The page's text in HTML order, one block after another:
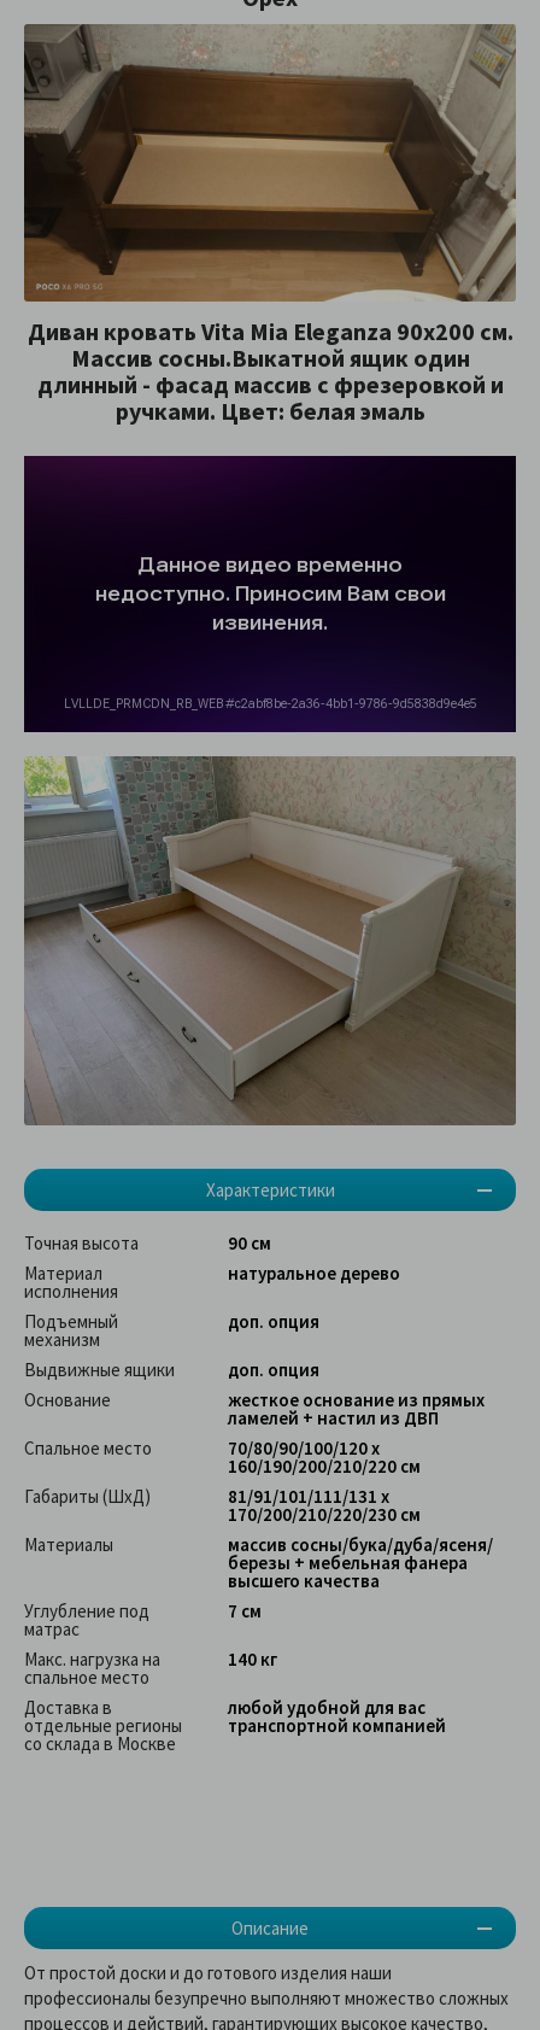
Характеристики
Описание
Диван кровать Vita Mia Eleganza 90x200 см.
Массив сосны.Выкатной ящик один
длинный - фасад массив с фрезеровкой и
ручками. Цвет: белая эмаль
Точная высота
90 см
Материал
исполнения
натуральное дерево
Подъемный
механизм
доп. опция
Выдвижные ящики
доп. опция
Основание
жесткое основание из прямых
ламелей + настил из ДВП
Спальное место
70/80/90/100/120 х
160/190/200/210/220 см
Габариты (ШхД)
81/91/101/111/131 х
170/200/210/220/230 см
Материалы
массив сосны/бука/дуба/ясеня/
березы + мебельная фанера
высшего качества
Углубление под
матрас
7 см
Макс. нагрузка на
спальное место
140 кг
Доставка в
отдельные регионы
со склада в Москве
любой удобной для вас
транспортной компанией
От простой доски и до готового изделия наши
профессионалы безупречно выполняют множество сложных
процессов и действий, гарантирующих высокое качество,